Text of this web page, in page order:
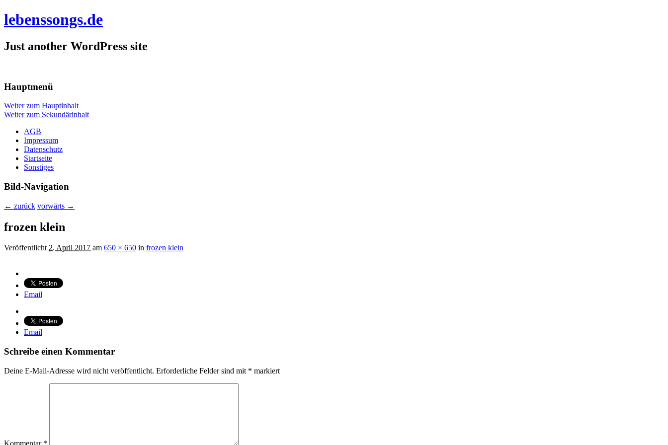
lebenssongs.de
Just another WordPress site
Hauptmenü
Weiter zum Hauptinhalt
Weiter zum Sekundärinhalt
AGB
Impressum
Datenschutz
Startseite
Sonstiges
Bild-Navigation
← zurück vorwärts →
frozen klein
Veröffentlicht2. April 2017 am 650 × 650 in frozen klein
Email
Email
Schreibe einen Kommentar
Deine E-Mail-Adresse wird nicht veröffentlicht. Erforderliche Felder sind mit * markiert
Kommentar *